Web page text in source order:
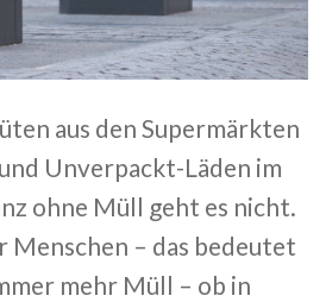
aus den Supermärkten
Unverpackt-Läden im
ohne Müll geht es nicht.
Menschen – das bedeutet
mehr Müll – ob in